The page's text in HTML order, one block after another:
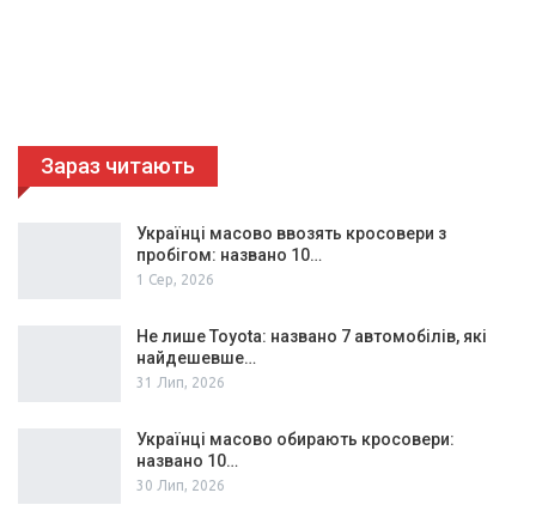
Зараз читають
Українці масово ввозять кросовери з
пробігом: названо 10…
1 Сер, 2026
Не лише Toyota: названо 7 автомобілів, які
найдешевше…
31 Лип, 2026
Українці масово обирають кросовери:
названо 10…
30 Лип, 2026